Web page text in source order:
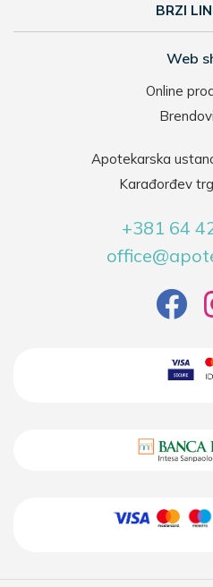
BRZI
Web
Online
Apotekarska
Karađorđev
+381 64